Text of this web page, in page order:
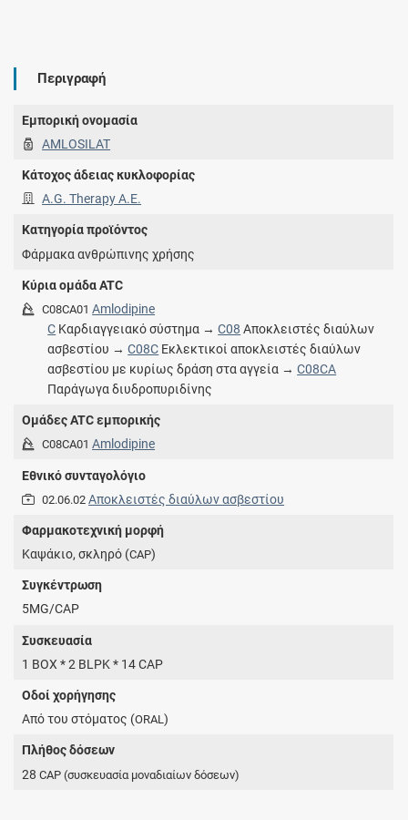
Περιγραφή
Εμπορική ονομασία
AMLOSILAT
Κάτοχος άδειας κυκλοφορίας
A.G. Therapy Α.Ε.
Κατηγορία προϊόντος
Φάρμακα ανθρώπινης χρήσης
Κύρια ομάδα ATC
C08CA01 Amlodipine
C Καρδιαγγειακό σύστημα →C08 Αποκλειστές διαύλων
ασβεστίου →C08C Εκλεκτικοί αποκλειστές διαύλων
ασβεστίου με κυρίως δράση στα αγγεία →C08CA
Παράγωγα διυδροπυριδίνης
Ομάδες ATC εμπορικής
C08CA01 Amlodipine
Εθνικό συνταγολόγιο
02.06.02 Αποκλειστές διαύλων ασβεστίου
Φαρμακοτεχνική μορφή
Καψάκιο, σκληρό (CAP)
Συγκέντρωση
5MG/CAP
Συσκευασία
1 BOX * 2 BLPK * 14 CAP
Οδοί χορήγησης
Από του στόματος (ORAL)
Πλήθος δόσεων
28CAP (συσκευασία μοναδιαίων δόσεων)